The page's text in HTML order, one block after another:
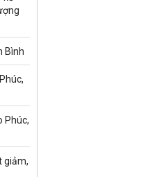
Bình
Phúc,
giảm,